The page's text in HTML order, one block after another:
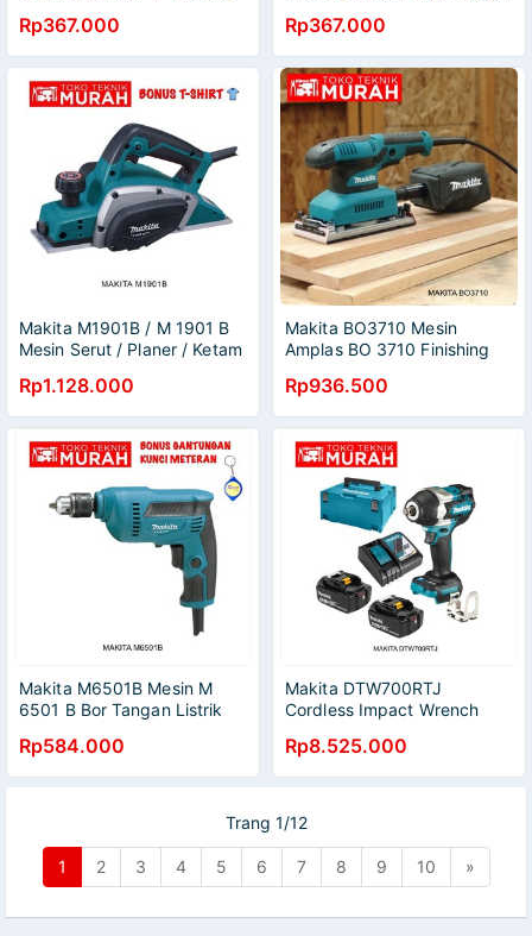
Rp367.000 Rp367.000
Makita M1901B / M 1901 B
Mesin Serut / Planer / Ketam
Rp1.128.000
Makita BO3710 Mesin
Amplas BO 3710 Finishing
Rp936.500
Makita M6501B Mesin M
6501 B Bor Tangan Listrik
Rp584.000
Makita DTW700RTJ
Cordless Impact Wrench
Rp8.525.000
Trang 1/12
1 2 3 4 5 6 7 8 9 10 »